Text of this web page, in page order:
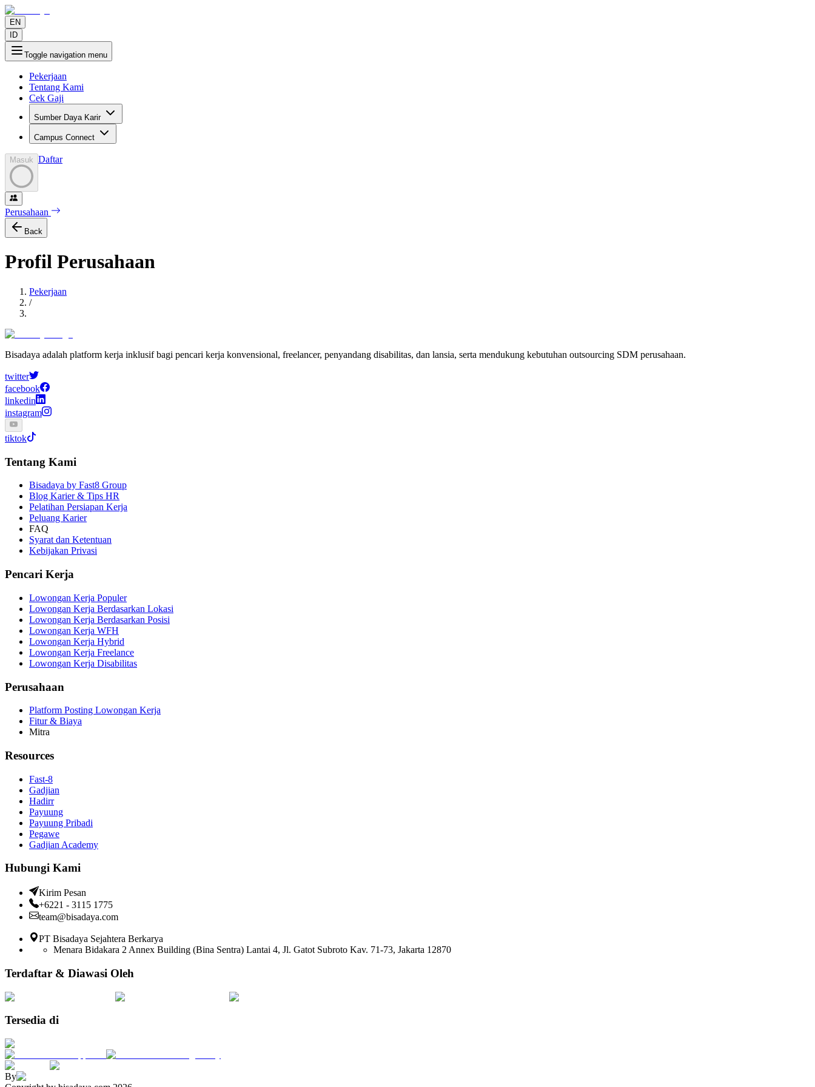
EN
ID
Toggle navigation menu
Pekerjaan
Tentang Kami
Cek Gaji
Sumber Daya Karir
Campus Connect
Masuk Daftar
Perusahaan
Back
Profil Perusahaan
Pekerjaan
/
Bisadaya adalah platform kerja inklusif bagi pencari kerja konvensional, freelancer, penyandang disabilitas, dan lansia, serta mendukung kebutuhan outsourcing SDM perusahaan.
twitter
facebook
linkedin
instagram
tiktok
Tentang Kami
Bisadaya by Fast8 Group
Blog Karier & Tips HR
Pelatihan Persiapan Kerja
Peluang Karier
FAQ
Syarat dan Ketentuan
Kebijakan Privasi
Pencari Kerja
Lowongan Kerja Populer
Lowongan Kerja Berdasarkan Lokasi
Lowongan Kerja Berdasarkan Posisi
Lowongan Kerja WFH
Lowongan Kerja Hybrid
Lowongan Kerja Freelance
Lowongan Kerja Disabilitas
Perusahaan
Platform Posting Lowongan Kerja
Fitur & Biaya
Mitra
Resources
Fast-8
Gadjian
Hadirr
Payuung
Payuung Pribadi
Pegawe
Gadjian Academy
Hubungi Kami
Kirim Pesan
+6221 - 3115 1775
team@bisadaya.com
PT Bisadaya Sejahtera Berkarya
Menara Bidakara 2 Annex Building (Bina Sentra) Lantai 4, Jl. Gatot Subroto Kav. 71-73, Jakarta 12870
Terdaftar & Diawasi Oleh
Tersedia di
By